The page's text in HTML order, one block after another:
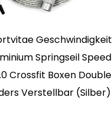
Geschwindigkeit
Springseil Speed
Crossfit Boxen Double
Verstellbar (Silber)